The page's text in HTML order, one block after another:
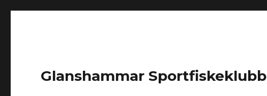
Glanshammar Sportfiskeklubb